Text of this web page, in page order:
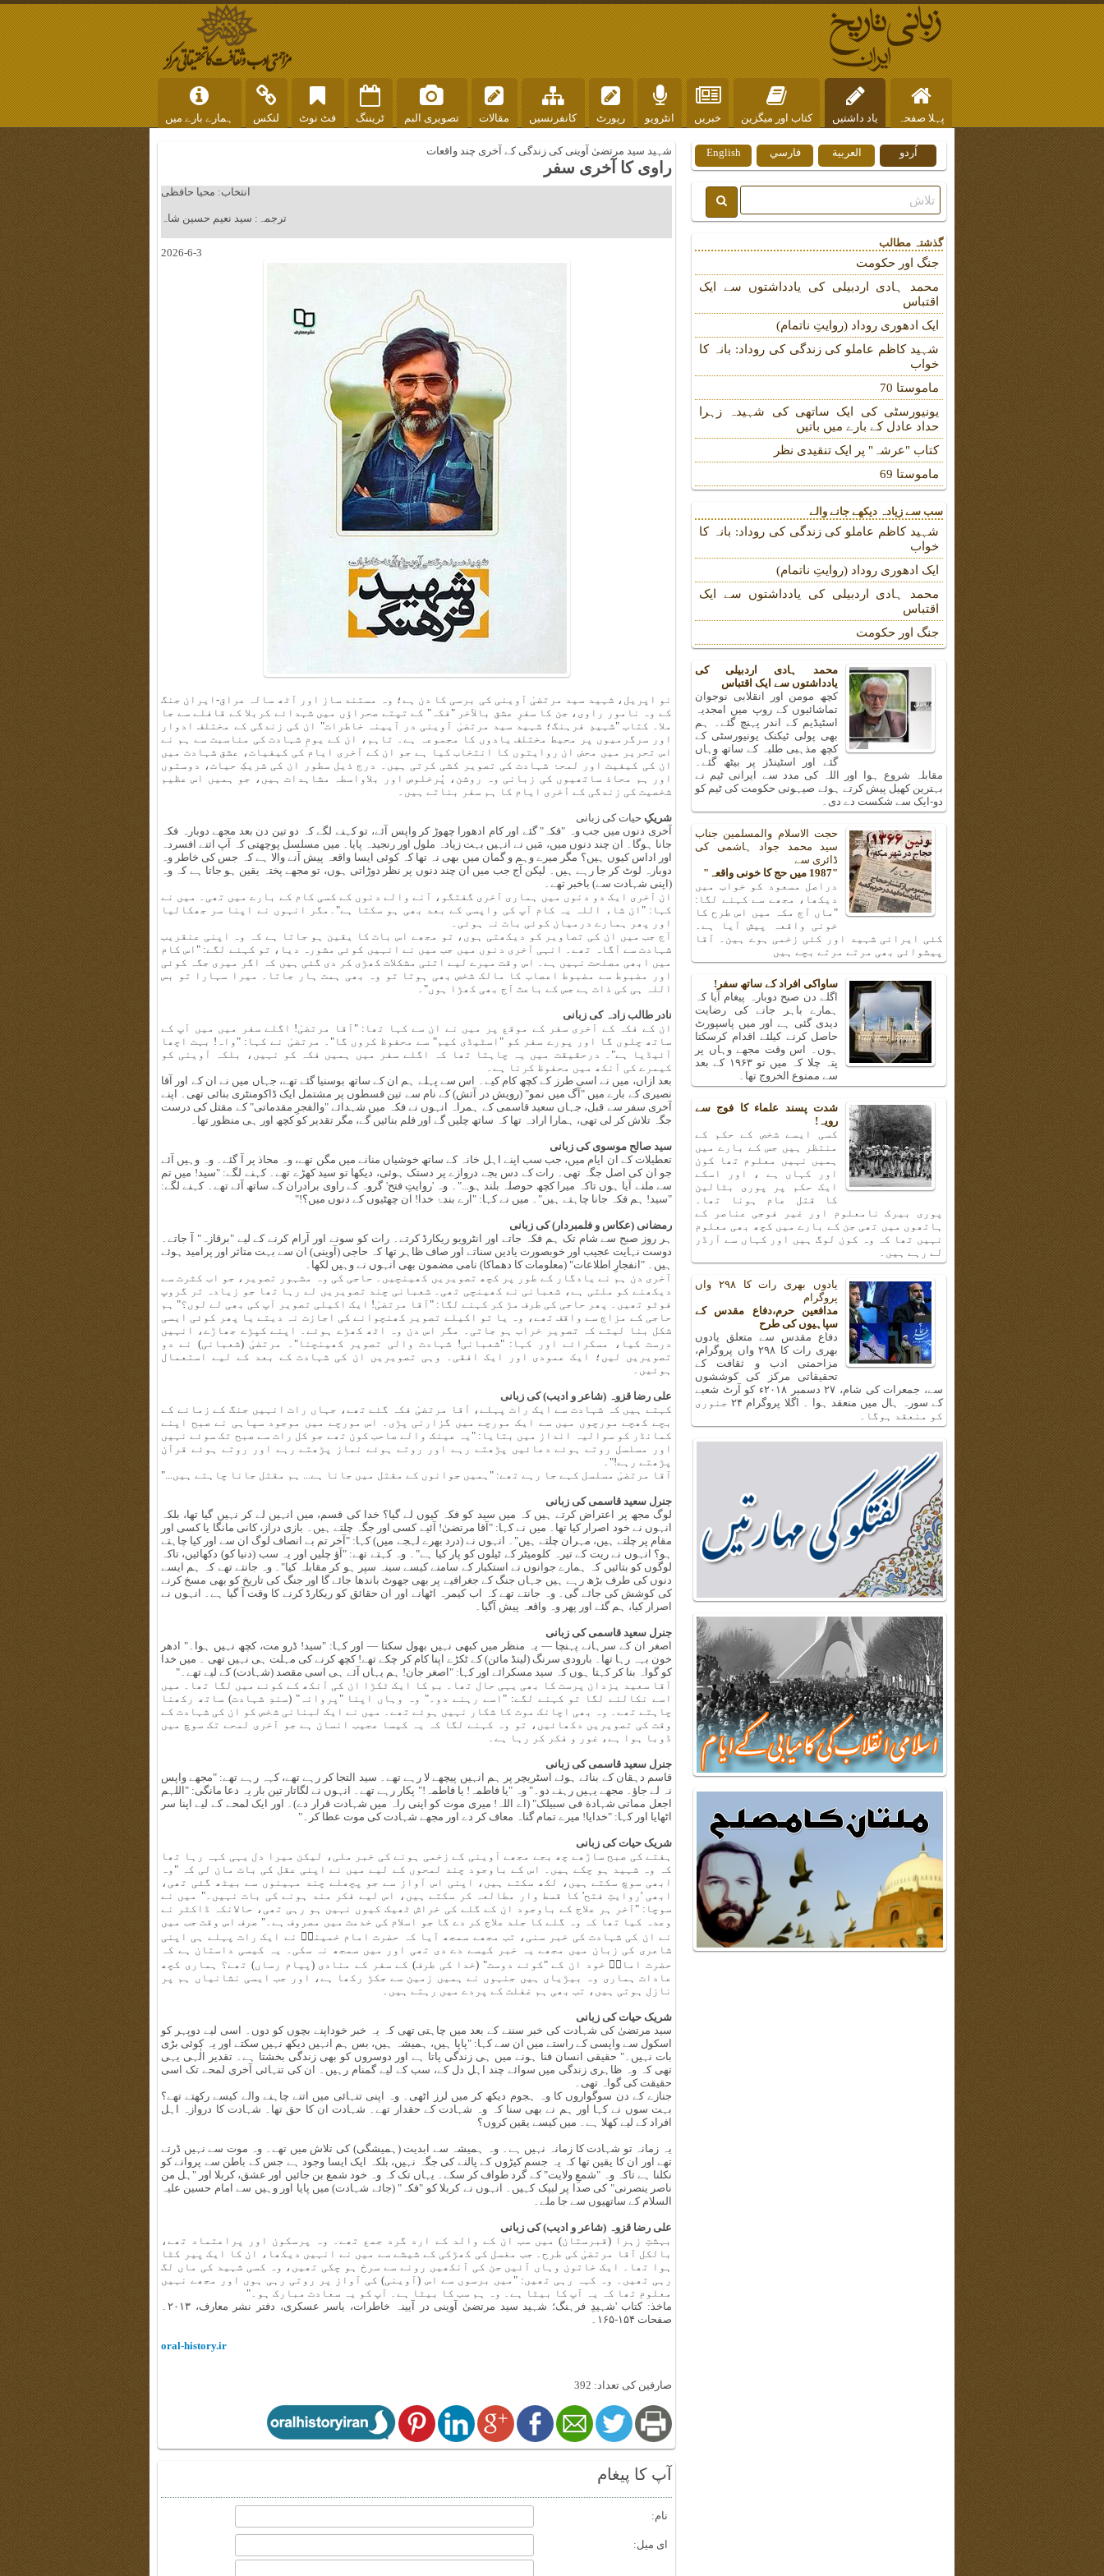
پہلا صفحہ یاد داشتیں کتاب اور میگزین خبریں انٹرویو رپورٹ کانفرنسیں مقالات تصویری البم ٹریننگ فٹ نوٹ لنکس ہمارے بارے میں
شہید سید مرتضیٰ آوینی کی زندگی کے آخری چند واقعات
راوی کا آخری سفر
انتخاب: محیا حافظی
ترجمہ: سید نعیم حسین شاہ
2026-6-3
نو اپریل، شہید سید مرتضیٰ آوینی کی برسی کا دن ہے؛ وہ مستند ساز اور آٹھ سالہ عراق-ایران جنگ
کے وہ نامور راوی، جن کا سفرِ عشق بالآخر "فکہ" کے تپتے صحراؤں میں شہدائے کربلا کے قافلے سے جا
ملا۔ کتاب "شہیدِ فرہنگ؛ شہید سید مرتضیٰ آوینی در آیینہ خاطرات" ان کی زندگی کے مختلف ادوار
اور سرگرمیوں پر محیط مختلف یادوں کا مجموعہ ہے۔ تاہم، ان کے یومِ شہادت کی مناسبت سے ہم نے
اس تحریر میں محض ان روایتوں کا انتخاب کیا ہے جو ان کے آخری ایام کی کیفیات، عشق شہادت میں
ان کی کیفیت اور لمحۂ شہادت کی تصویر کشی کرتی ہیں۔ درج ذیل سطور ان کی شریکِ حیات، دوستوں
اور ہم محاذ ساتھیوں کی زبانی وہ روشن، پُرخلوص اور بلاواسطہ مشاہدات ہیں، جو ہمیں اس عظیم
شخصیت کی زندگی کے آخری ایام کا ہم سفر بناتے ہیں۔
شریکِ حیات کی زبانی
آخری دنوں میں جب وہ "فکہ" گئے اور کام ادھورا چھوڑ کر واپس آئے، تو کہنے لگے کہ دو تین دن بعد مجھے دوبارہ فکہ
جانا ہوگا۔ ان چند دنوں میں، مَیں نے انہیں بہت زیادہ ملول اور رنجیدہ پایا۔ میں مسلسل پوچھتی کہ آپ اتنے افسردہ
اور اداس کیوں ہیں؟ مگر میرے وہم و گمان میں بھی نہ تھا کہ کوئی ایسا واقعہ پیش آنے والا ہے کہ جس کی خاطر وہ
دوبارہ لوٹ کر جا رہے ہیں۔ لیکن آج جب میں ان چند دنوں پر نظر دوڑاتی ہوں، تو مجھے پختہ یقین ہو جاتا ہے کہ وہ
(اپنی شہادت سے) باخبر تھے۔
ان آخری ایک دو دنوں میں ہماری آخری گفتگو، آنے والے دنوں کے کسی کام کے بارے میں تھی۔ میں نے
کہا: "ان شاء اللہ یہ کام آپ کی واپسی کے بعد بھی ہو سکتا ہے"۔مگر انہوں نے اپنا سر جھکالیا
اور پھر ہمارے درمیان کوئی بات نہ ہوئی۔
آج جب میں ان کی تصاویر کو دیکھتی ہوں، تو مجھے اس بات کا یقین ہو جاتا ہے کہ وہ اپنی عنقریب
شہادت سے آگاہ تھے۔ انہی آخری دنوں میں جب میں نے انہیں کوئی مشورہ دیا، تو کہنے لگے: "اس کام
میں ابھی مصلحت نہیں ہے۔ اس وقت میرے لیے اتنی مشکلات کھڑی کر دی گئی ہیں کہ اگر میری جگہ کوئی
اور مضبوط سے مضبوط اعصاب کا مالک شخص بھی ہوتا تو وہ بھی ہمت ہار جاتا۔ میرا سہارا تو بس
اللہ ہی کی ذات ہے جس کے باعث آج بھی کھڑا ہوں"۔
نادر طالب زادہ کی زبانی
ان کے فکہ کے آخری سفر کے موقع پر میں نے ان سے کہا تھا: "آقا مرتضیٰ! اگلے سفر میں میں آپ کے
ساتھ چلوں گا اور پورے سفر کو "اسٹیڈی کیم" سے محفوظ کروں گا"۔ مرتضیٰ نے کہا: "واہ! بہت اچھا
آئیڈیا ہے"۔ درحقیقت میں یہ چاہتا تھا کہ اگلے سفر میں ہمیں فکہ کو نہیں، بلکہ آوینی کو
کیمرے کی آنکھ میں محفوظ کرنا ہے۔
بعد ازاں، میں نے اسی طرز کے کچھ کام کیے۔ اس سے پہلے ہم ان کے ساتھ بوسنیا گئے تھے، جہاں میں نے ان کے اور آقا
نصیری کے بارے میں "آگ میں نمو" (رویش در آتش) کے نام سے تین قسطوں پر مشتمل ایک ڈاکومنٹری بنائی تھی۔ اپنے
آخری سفر سے قبل، جہاں سعید قاسمی کے ہمراہ انہوں نے فکہ میں شہدائے "والفجرِ مقدماتی" کے مقتل کی درست
جگہ تلاش کر لی تھی، ہمارا ارادہ تھا کہ ساتھ چلیں گے اور فلم بنائیں گے، مگر تقدیر کو کچھ اور ہی منظور تھا۔
سید صالح موسوی کی زبانی
تعطیلات کے ان ایام میں، جب سب اپنے اہل خانہ کے ساتھ خوشیاں منانے میں مگن تھے، وہ محاذ پر آ گئے۔ وہ وہیں آئے
جو ان کی اصل جگہ تھی۔ رات کے دس بجے دروازے پر دستک ہوئی، دیکھا تو سید کھڑے تھے۔ کہنے لگے: "سید! میں تم
سے ملنے آیا ہوں تاکہ میرا کچھ حوصلہ بلند ہو..."۔ وہ 'روایتِ فتح' گروہ کے راوی برادران کے ساتھ آئے تھے۔ کہنے لگے:
"سید! ہم فکہ جانا چاہتے ہیں"۔ میں نے کہا: "ارے بندۂ خدا! ان چھٹیوں کے دنوں میں؟!"
رمضانی (عکاس و فلمبردار) کی زبانی
ہر روز صبح سے شام تک ہم فکہ جاتے اور انٹرویو ریکارڈ کرتے۔ رات کو سونے اور آرام کرنے کے لیے "برقازہ" آ جاتے۔
دوست نہایت عجیب اور خوبصورت یادیں سناتے اور صاف ظاہر تھا کہ حاجی (آوینی) ان سے بہت متاثر اور پرامید ہوئے
ہیں۔ "انفجارِ اطلاعات" (معلومات کا دھماکا) نامی مضمون بھی انہوں نے وہیں لکھا۔
آخری دن ہم نے یادگار کے طور پر کچھ تصویریں کھینچیں۔ حاجی کی وہ مشہور تصویر، جو اب کثرت سے
دیکھنے کو ملتی ہے، شعبانی نے کھینچی تھی۔ شعبانی چند تصویریں لے رہا تھا جو زیادہ تر گروپ
فوٹو تھیں۔ پھر حاجی کی طرف مڑ کر کہنے لگا: "آقا مرتضیٰ! ایک اکیلی تصویر آپ کی بھی لے لوں؟" ہم
حاجی کے مزاج سے واقف تھے، وہ یا تو اکیلے تصویر کھنچوانے کی اجازت نہ دیتے یا پھر کوئی ایسی
شکل بنا لیتے کہ تصویر خراب ہو جاتی۔ مگر اس دن وہ اٹھ کھڑے ہوئے۔ اپنے کپڑے جھاڑے، انہیں
درست کیا، مسکرائے اور کہا: "شعبانی! شہادت والی تصویر کھینچنا"۔ مرتضیٰ (شعبانی) نے دو
تصویریں لیں؛ ایک عمودی اور ایک افقی۔ وہی تصویریں ان کی شہادت کے بعد کے لیے استعمال
ہوئیں۔
علی رضا قزوہ (شاعر و ادیب) کی زبانی
کہتے ہیں کہ شہادت سے ایک رات پہلے، آقا مرتضیٰ فکہ گئے تھے، جہاں رات انہیں جنگ کے زمانے کے
بچے کھچے مورچوں میں سے ایک مورچے میں گزارنی پڑی۔ اس مورچے میں موجود سپاہی نے صبح اپنے
کمانڈر کو سوالیہ انداز میں بتایا: "یہ عینک والے صاحب کون تھے جو کل رات سے صبح تک سوئے نہیں
اور مسلسل روتے ہوئے دعائیں پڑھتے رہے اور روتے ہوئے نماز پڑھتے رہے اور روتے ہوئے قرآن
پڑھتے رہے!"۔
آقا مرتضیٰ مسلسل کہے جا رہے تھے: "ہمیں جوانوں کے مقتل میں جانا ہے... ہم مقتل جانا چاہتے ہیں..."
جنرل سعید قاسمی کی زبانی
لوگ مجھ پر اعتراض کرتے ہیں کہ میں سید کو فکہ کیوں لے گیا؟ خدا کی قسم، میں انہیں لے کر نہیں گیا تھا، بلکہ
انہوں نے خود اصرار کیا تھا۔ میں نے کہا: "آقا مرتضیٰ! آئیے کسی اور جگہ چلتے ہیں۔ بازی دراز، کانی مانگا یا کسی اور
مقام پر چلتے ہیں، مہران چلتے ہیں"۔ انہوں نے (درد بھرے لہجے میں) کہا: "آخر تم بے انصاف لوگ ان سے اور کیا چاہتے
ہو؟ انہوں نے ریت کے تیرہ کلومیٹر کے ٹیلوں کو پار کیا ہے"۔ وہ کہتے تھے: "آؤ چلیں اور یہ سب (دنیا کو) دکھائیں، تاکہ
لوگوں کو بتائیں کہ ہمارے جوانوں نے استکبار کے سامنے کیسے سینہ سپر ہو کر مقابلہ کیا"۔ وہ جانتے تھے کہ ہم ایسے
دنوں کی طرف بڑھ رہے ہیں جہاں جنگ کے جغرافیے پر بھی جھوٹ باندھا جائے گا اور جنگ کی تاریخ کو بھی مسخ کرنے
کی کوشش کی جائے گی۔ وہ جانتے تھے کہ اب کیمرہ اٹھانے اور ان حقائق کو ریکارڈ کرنے کا وقت آ گیا ہے۔ انہوں نے
اصرار کیا، ہم گئے اور پھر وہ واقعہ پیش آگیا۔
جنرل سعید قاسمی کی زبانی
اصغر ان کے سرہانے پہنچا — یہ منظر میں کبھی نہیں بھول سکتا — اور کہا: "سید! ڈرو مت، کچھ نہیں ہوا۔" ادھر
خون بہہ رہا تھا۔ بارودی سرنگ (لینڈ مائن) کے ٹکڑے اپنا کام کر چکے تھے! کچھ کرنے کی مہلت ہی نہیں تھی ۔ میں خدا
کو گواہ بنا کر کہتا ہوں کہ سید مسکرائے اور کہا: "اصغر جان! ہم یہاں آئے ہی اسی مقصد (شہادت) کے لیے تھے۔"
آقا سعید یزدان پرست کا بھی یہی حال تھا۔ بم کا ایک ٹکڑا ان کی آنکھ کے کونے میں لگا تھا۔ میں
اسے نکالنے لگا تو کہنے لگے: "اسے رہنے دو۔" وہ وہاں اپنا "پروانہ" (سندِ شہادت) ساتھ رکھنا
چاہتے تھے۔ وہ بھی اچانک موت کا شکار نہیں ہوئے تھے۔ میں نے ایک لبنانی شخص کو ان کی شہادت کے
وقت کی تصویریں دکھائیں، تو وہ کہنے لگا کہ یہ کیسا عجیب انسان ہے جو آخری لمحے تک سوچ میں
ڈوبا ہوا ہے، غور و فکر کر رہا ہے۔
جنرل سعید قاسمی کی زبانی
قاسم دہقان کے بنائے ہوئے اسٹریچر پر ہم انہیں پیچھے لا رہے تھے۔ سید التجا کر رہے تھے، کہہ رہے تھے: "مجھے واپس
نہ لے جاؤ۔ مجھے یہیں رہنے دو۔" وہ "یا فاطمہ! یا فاطمہ!" پکار رہے تھے۔ انہوں نے لگاتار تین بار یہ دعا مانگی: "اللہم
اجعل مماتی شہادة فی سبیلک" (اے اللہ! میری موت کو اپنی راہ میں شہادت قرار دے)۔ اور ایک لمحے کے لیے اپنا سر
اٹھایا اور کہا: "خدایا! میرے تمام گناہ معاف کر دے اور مجھے شہادت کی موت عطا کر۔"
شریک حیات کی زبانی
ہفتے کی صبح ساڑھے چھ بجے مجھے آوینی کے زخمی ہونے کی خبر ملی، لیکن میرا دل یہی کہہ رہا تھا
کہ وہ شہید ہو چکے ہیں۔ اس کے باوجود چند لمحوں کے لیے میں نے اپنی عقل کی بات مان لی کہ "وہ
ابھی سوچ سکتے ہیں، لکھ سکتے ہیں، اپنی اس آواز سے جو پچھلے چند مہینوں سے بیٹھ گئی تھی،
ابھی 'روایتِ فتح' کا قسط وار مطالعہ کر سکتے ہیں، اس لیے فکر مند ہونے کی بات نہیں۔" میں نے
سوچا: "آخر ہر علاج کے باوجود ان کے گلے کی خراش ٹھیک کیوں نہیں ہو رہی تھی، حالانکہ ڈاکٹر نے
وعدہ کیا تھا کہ وہ گلے کا جلد علاج کر دے گا جو اسلام کی خدمت میں مصروف ہے۔" صرف اس وقت جب میں
نے ان کی شہادت کی خبر سنی، تب مجھے سمجھ آیا کہ حضرت امام خمینیؒ نے ایک رات پہلے ہی اپنی
شاعری کی زبان میں مجھے یہ خبر کیسے دے دی تھی اور میں سمجھ نہ سکی۔ یہ کیسی داستان ہے کہ
حضرت امامؒ خود ان کے "کوئے دوست" (خدا کی طرف) کے سفر کے منادی (پیام رساں) تھے؟ ہماری کچھ
عادات ہماری وہ بیڑیاں ہیں جنہوں نے ہمیں زمین سے جکڑ رکھا ہے، اور جب ایسی نشانیاں ہم پر
نازل ہوتی ہیں، تب بھی ہم غفلت کے پردے میں رہتے ہیں۔
شریک حیات کی زبانی
سید مرتضیٰ کی شہادت کی خبر سننے کے بعد میں چاہتی تھی کہ یہ خبر خوداپنے بچوں کو دوں۔ اسی لیے دوپہر کو
اسکول سے واپسی کے راستے میں ان سے کہا: "پاپا ہیں، ہمیشہ ہیں، بس ہم انہیں دیکھ نہیں سکتے اور یہ کوئی بڑی
بات نہیں۔" حقیقی انسان فنا ہونے میں ہی زندگی پاتا ہے اور دوسروں کو بھی زندگی بخشتا ہے۔ تقدیر الٰہی یہی
تھی کہ وہ ظاہری زندگی میں سوائے چند اہل دل کے، سب کے لیے گمنام رہیں۔ ان کی تنہائی آخری لمحے تک اسی
حقیقت کی گواہ تھی۔
جنازے کے دن سوگواروں کا وہ ہجوم دیکھ کر میں لرز اٹھی۔ وہ اپنی تنہائی میں اتنے چاہنے والے کیسے رکھتے تھے؟
بہت سوں نے کہا اور ہم نے بھی سنا کہ وہ شہادت کے حقدار تھے۔ شہادت ان کا حق تھا۔ شہادت کا دروازہ اہل
افراد کے لیے کھلا ہے۔ میں کیسے یقین کروں؟
یہ زمانہ تو شہادت کا زمانہ نہیں ہے۔ وہ ہمیشہ سے ابدیت (ہمیشگی) کی تلاش میں تھے۔ وہ موت سے نہیں ڈرتے
تھے اور ان کا یقین تھا کہ یہ جسم کیڑوں کے پالنے کی جگہ نہیں، بلکہ ایک ایسا وجود ہے جس کے باطن سے پروانے کو
نکلنا ہے تاکہ وہ "شمعِ ولایت" کے گرد طواف کر سکے۔ یہاں تک کہ وہ خود شمع بن جائیں اور عشق، کربلا اور "ہل من
ناصر ینصرنی" کی صدا پر لبیک کہیں۔ انہوں نے کربلا کو "فکہ" (جائے شہادت) میں پایا اور وہیں سے امام حسین علیہ
السلام کے ساتھیوں سے جا ملے۔
علی رضا قزوہ (شاعر و ادیب) کی زبانی
بہشتِ زہرا (قبرستان) میں سب ان کے والد کے ارد گرد جمع تھے۔ وہ پرسکون اور پراعتماد تھے،
بالکل آقا مرتضیٰ کی طرح۔ جب مغسل کی کھڑکی کے شیشے سے میں نے انہیں دیکھا، ان کا ایک پیر کٹا
ہوا تھا۔ ایک خاتون وہاں آئیں جن کی آنکھیں رونے سے سرخ ہو چکی تھیں، وہ کسی شہید کی ماں لگ
رہی تھیں۔ وہ کہہ رہی تھیں: "میں برسوں سے اس (آوینی) کی آواز پر روتی رہی ہوں اور مجھے نہیں
معلوم تھا کہ یہ آپ کا بیٹا ہے۔ وہ ہم سب کا بیٹا ہے۔ آپ کو یہ سعادت مبارک ہو۔"
ماخذ: کتاب 'شہیدِ فرہنگ؛ شہید سید مرتضیٰ آوینی در آیینہ خاطرات، یاسر عسکری، دفتر نشر معارف، ۲۰۱۳۔
صفحات ۱۵۴-۱۶۵۔
oral-history.ir
صارفین کی تعداد: 392
آپ کا پیغام
نام:
ای میل:
English فارسي العربية اُردو
گذشتہ مطالب
جنگ اور حکومت
محمد ہادی اردبیلی کی یادداشتوں سے ایک
اقتباس
ایک ادھوری روداد (روایتِ ناتمام)
شہید کاظم عاملو کی زندگی کی روداد: بانہ کا
خواب
ماموستا 70
یونیورسٹی کی ایک ساتھی کی شہیدہ زہرا
حداد عادل کے بارے میں باتیں
کتاب "عرشہ" پر ایک تنقیدی نظر
ماموستا 69
سب سے زیادہ دیکھے جانے والے
شہید کاظم عاملو کی زندگی کی روداد: بانہ کا
خواب
ایک ادھوری روداد (روایتِ ناتمام)
محمد ہادی اردبیلی کی یادداشتوں سے ایک
اقتباس
جنگ اور حکومت
محمد ہادی اردبیلی کی
یادداشتوں سے ایک اقتباس
کچھ مومن اور انقلابی نوجوان
تماشائیوں کے روپ میں امجدیہ
اسٹیڈیم کے اندر پہنچ گئے۔ ہم
بھی پولی ٹیکنک یونیورسٹی کے
کچھ مذہبی طلبہ کے ساتھ وہاں
گئے اور اسٹینڈز پر بیٹھ گئے۔
مقابلہ شروع ہوا اور اللہ کی مدد سے ایرانی ٹیم نے
بہترین کھیل پیش کرتے ہوئے صیہونی حکومت کی ٹیم کو
دو-ایک سے شکست دے دی۔
حجت الاسلام والمسلمین جناب
سید محمد جواد ہاشمی کی
ڈائری سے
"1987 میں حج کا خونی واقعہ"
دراصل مسعود کو خواب میں
دیکھا، مجھے سے کہنے لگا:
"ماں آج مکہ میں اس طرح کا
خونی واقعہ پیش آیا ہے۔
کئی ایرانی شہید اور کئی زخمی ہوے ہین۔ آقا
پیشوائی بھی مرتے مرتے بچے ہیں
ساواکی افراد کے ساتھ سفر!
اگلے دن صبح دوبارہ پیغام آیا کہ
ہمارے باہر جانے کی رضایت
دیدی گئی ہے اور میں پاسپورٹ
حاصل کرنے کیلئے اقدام کرسکتا
ہوں۔ اس وقت مجھے وہاں پر
پتہ چلا کہ میں تو ۱۹۶۳ کے بعد
سے ممنوع الخروج تھا۔
شدت پسند علماء کا فوج سے
رویہ!
کسی ایسے شخص کے حکم کے
منتظر ہیں جس کے بارے میں
ہمیں نہیں معلوم تھا کون
اور کہاں ہے ، اور اسکے
ایک حکم پر پوری بٹالین
کا قتل عام ہونا تھا۔
پوری بیرک نامعلوم اور غیر فوجی عناصر کے
ہاتھوں میں تھی جن کے بارے میں کچھ بھی معلوم
نہیں تھا کہ وہ کون لوگ ہیں اور کہاں سے آرڈر
لے رہے ہیں۔
یادوں بھری رات کا ۲۹۸ واں
پروگرام
مدافعین حرم،دفاع مقدس کے
سپاہیوں کی طرح
دفاع مقدس سے متعلق یادوں
بھری رات کا ۲۹۸ واں پروگرام،
مزاحمتی ادب و ثقافت کے
تحقیقاتی مرکز کی کوششوں
سے، جمعرات کی شام، ۲۷ دسمبر ۲۰۱۸ء کو آرٹ شعبے
کے سورہ ہال میں منعقد ہوا ۔ اگلا پروگرام ۲۴ جنوری
کو منعقد ہوگا۔